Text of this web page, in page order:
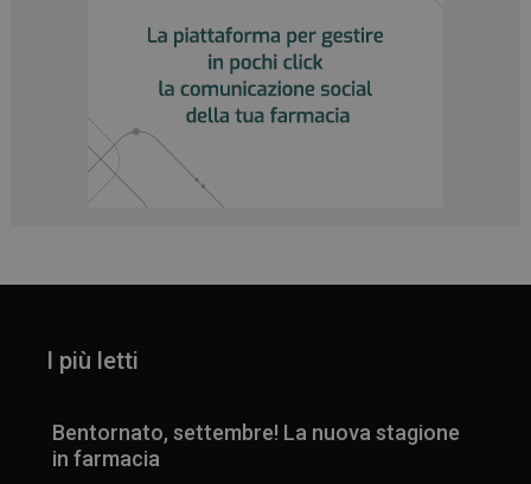
I più letti
Bentornato, settembre! La nuova stagione
in farmacia
_ga